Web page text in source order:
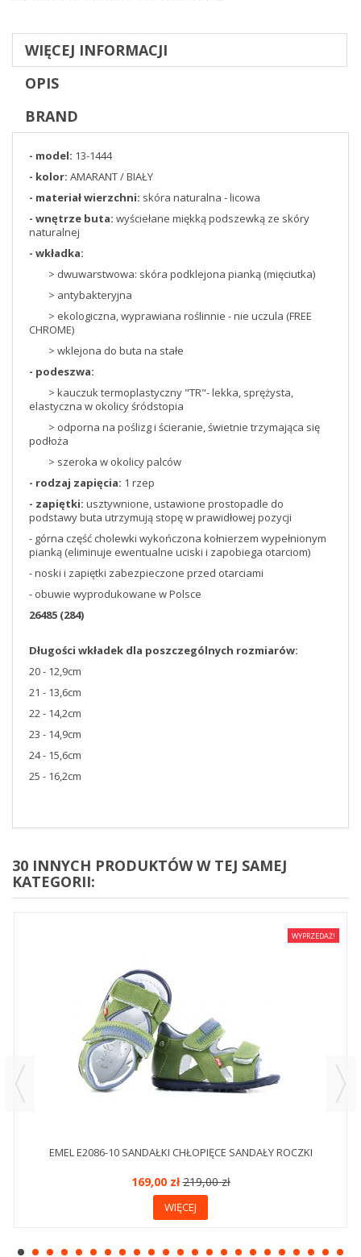
WIĘCEJ INFORMACJI
OPIS
BRAND
- model: 13-1444
- kolor: AMARANT / BIAŁY
- materiał wierzchni: skóra naturalna - licowa
- wnętrze buta: wyściełane miękką podszewką ze skóry
naturalnej
- wkładka:
> dwuwarstwowa: skóra podklejona pianką (mięciutka)
> antybakteryjna
> ekologiczna, wyprawiana roślinnie - nie uczula (FREE
CHROME)
> wklejona do buta na stałe
- podeszwa:
> kauczuk termoplastyczny "TR"- lekka, sprężysta,
elastyczna w okolicy śródstopia
> odporna na poślizg i ścieranie, świetnie trzymająca się
podłoża
> szeroka w okolicy palców
- rodzaj zapięcia: 1 rzep
- zapiętki: usztywnione, ustawione prostopadle do
podstawy buta utrzymują stopę w prawidłowej pozycji
- górna część cholewki wykończona kołnierzem wypełnionym
pianką (eliminuje ewentualne uciski i zapobiega otarciom)
- noski i zapiętki zabezpieczone przed otarciami
- obuwie wyprodukowane w Polsce
26485 (284)
Długości wkładek dla poszczególnych rozmiarów:
20 - 12,9cm
21 - 13,6cm
22 - 14,2cm
23 - 14,9cm
24 - 15,6cm
25 - 16,2cm
30 INNYCH PRODUKTÓW W TEJ SAMEJ
KATEGORII:
WYPRZEDAŻ!
EMEL E2086-10 SANDAŁKI CHŁOPIĘCE SANDAŁY ROCZKI
169,00 zł219,00 zł
WIĘCEJ